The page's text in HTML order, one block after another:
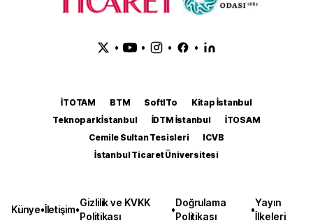
• • • •
İTOTAM BTM SoftITo
Kitap İstanbul
Teknopark İstanbul
İDTM İstanbul
İTOSAM
Cemile Sultan Tesisleri
ICVB
İstanbul Ticaret Üniversitesi
Künye•İletişim•
Gizlilik ve KVKK
Politikası
•
Doğrulama
Politikası
•
Yayın
İlkeleri